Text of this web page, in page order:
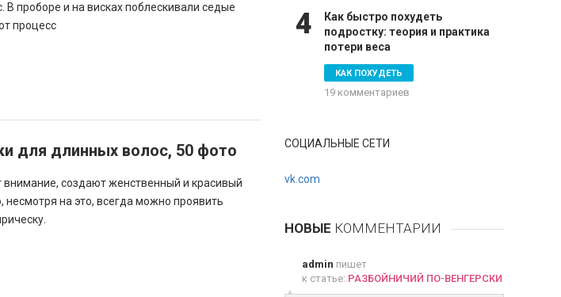
проборе и на висках поблескивали седые
процесс
для длинных волос, 50 фото
создают женственный и красивый
на это, всегда можно проявить
4
Как быстро похудеть
подростку: теория и практика
потери веса
КАК ПОХУДЕТЬ
19 комментариев
СОЦИАЛЬНЫЕ СЕТИ
vk.com
НОВЫЕ КОММЕНТАРИИ
admin пишет
к статье: РАЗБОЙНИЧИЙ ПО-ВЕНГЕРСКИ